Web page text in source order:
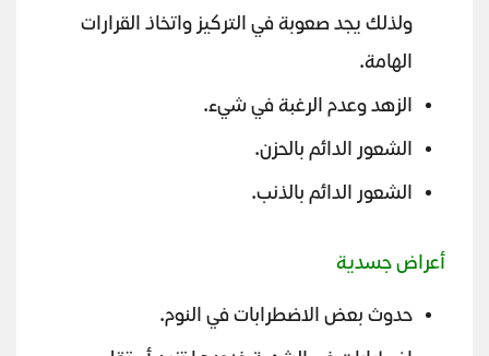
ولذلك يجد صعوبة في التركيز واتخاذ القرارات
الهامة.
الزهد وعدم الرغبة في شيء.
الشعور الدائم بالحزن.
الشعور الدائم بالذنب.
أعراض جسدية
حدوث بعض الاضطرابات في النوم.